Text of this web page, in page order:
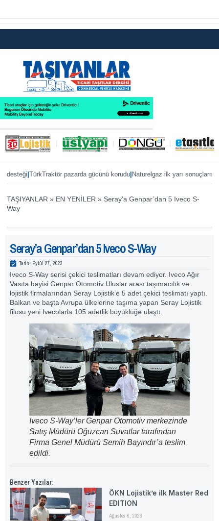
|TürkTraktör pazarda gücünü korudu|Naturelgaz ilk yarı sonuçlarını
TAŞIYANLAR » EN YENİLER » Seray’a Genpar’dan 5 Iveco S-
Way
Seray’a Genpar’dan 5 Iveco S-Way
Tarih: Eylül 27, 2023
Iveco S-Way serisi çekici teslimatları devam ediyor. Iveco Ağır
Vasıta bayisi Genpar Otomotiv Uluslar arası taşımacılık ve
lojistik firmalarından Seray Lojistik’e 5 adet çekici teslimatı yaptı.
Balkan ve başta Avrupa ülkelerine taşıma yapan Seray Lojistik
filosu yeni Ivecolarla 105 adetlik büyüklüğe ulaştı.
Iveco S-Way’ler Genpar Otomotiv merkezinde
Satış Müdürü Oğuzcan Suvatlar tarafından
Firma Genel Müdürü Semih Bayındır’a teslim
edildi.
Benzer Yazılar:
ÖKN Lojistik’e ilk Master Red
EDITION
Ağustos 6, 2026